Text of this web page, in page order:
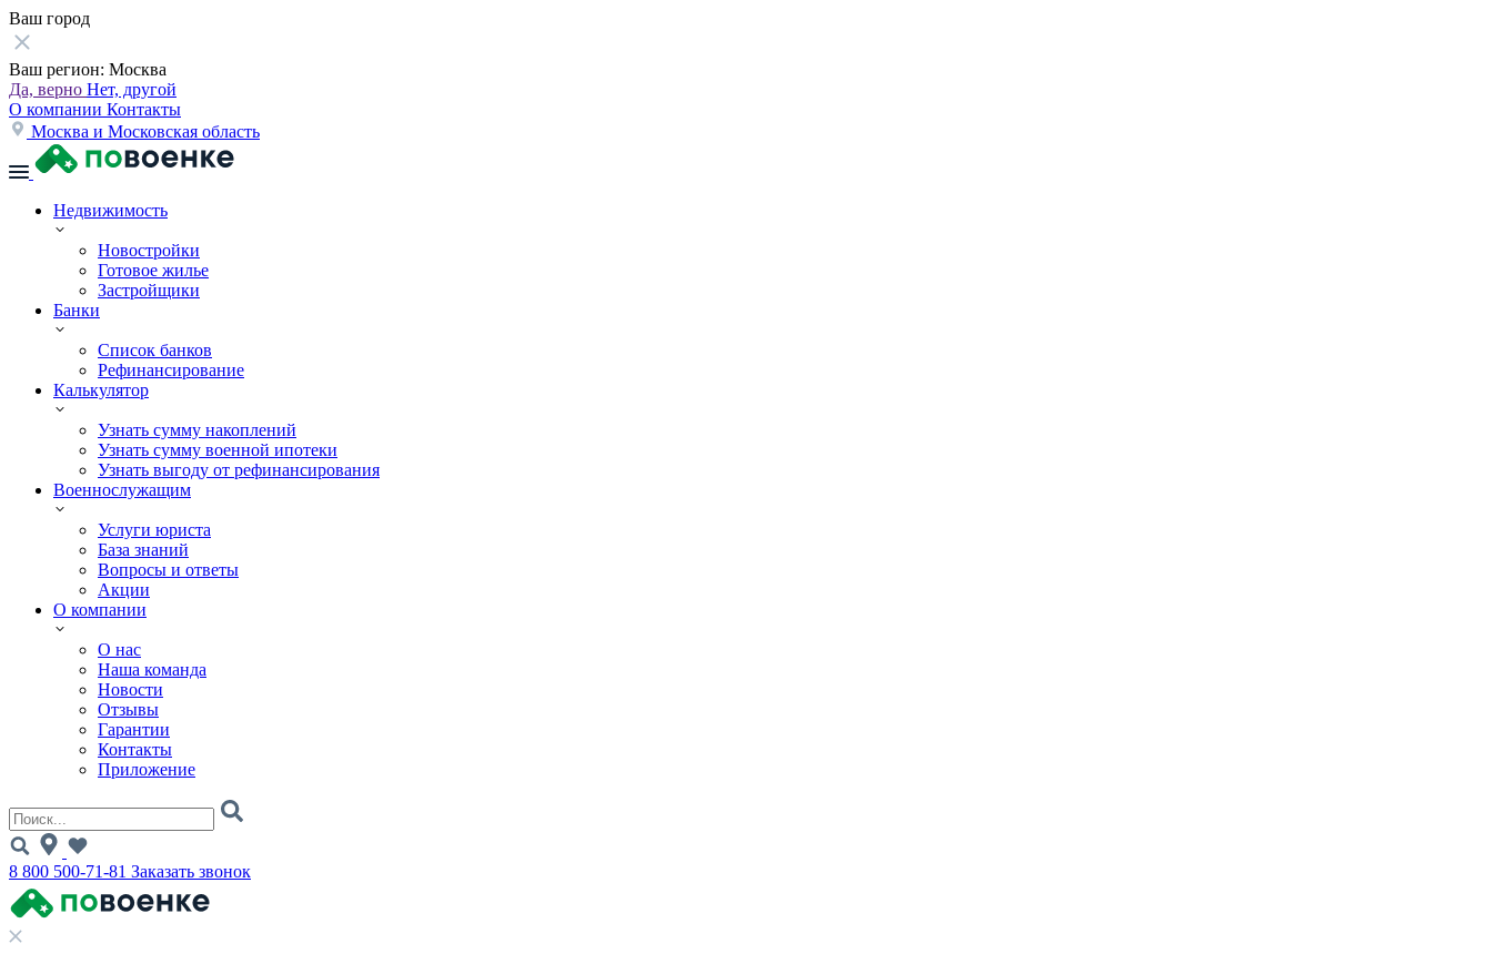
Ваш город
Ваш регион: Москва
Да, верно Нет, другой
О компании Контакты
Москва и Московская область
Недвижимость
Новостройки
Готовое жилье
Застройщики
Банки
Список банков
Рефинансирование
Калькулятор
Узнать сумму накоплений
Узнать сумму военной ипотеки
Узнать выгоду от рефинансирования
Военнослужащим
Услуги юриста
База знаний
Вопросы и ответы
Акции
О компании
О нас
Наша команда
Новости
Отзывы
Гарантии
Контакты
Приложение
8 800 500-71-81 Заказать звонок